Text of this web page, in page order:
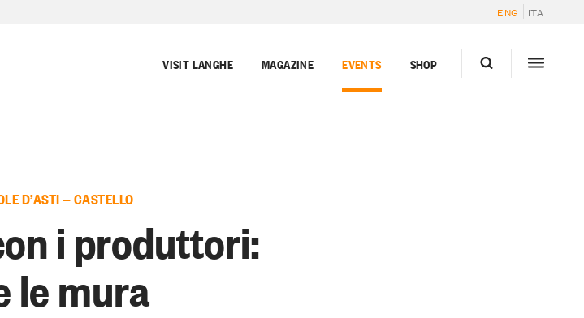
ENG ITA
VISIT LANGHE MAGAZINE EVENTS SHOP
D’ASTI — CASTELLO
i produttori:
le mura